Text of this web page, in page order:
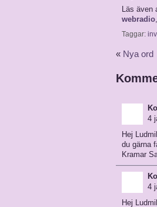
Läs även
webradio,
Taggar:
« Nya ord
4
Hej
du gärna
Kramar
4
Hej